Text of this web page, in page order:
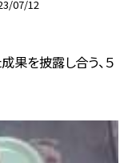
07/12
果を披露し合う、５